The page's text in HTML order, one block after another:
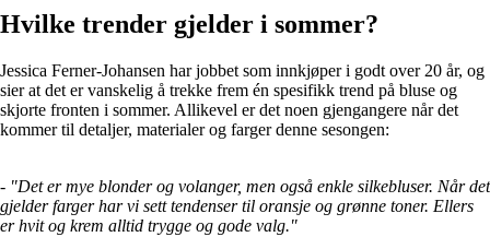
Hvilke trender gjelder i sommer?
Jessica Ferner-Johansen har jobbet som innkjøper i godt over 20 år, og
sier at det er vanskelig å trekke frem én spesifikk trend på bluse og
skjorte fronten i sommer. Allikevel er det noen gjengangere når det
kommer til detaljer, materialer og farger denne sesongen:
- "Det er mye blonder og volanger, men også enkle silkebluser. Når det
gjelder farger har vi sett tendenser til oransje og grønne toner. Ellers
er hvit og krem alltid trygge og gode valg."